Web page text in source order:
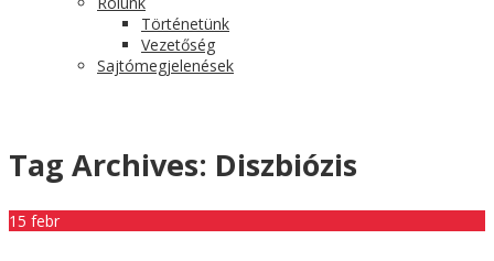
Történetünk
Vezetőség
Sajtómegjelenések
Tag Archives: Diszbiózis
15 febr